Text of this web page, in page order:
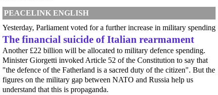
in Finlandia, oggi 14 giugno 2026, cittadini e organizzazioni pacifiste stanno
scendendo in piazza contro il riarmo, in collegamento con le proteste in
tutta Europa (Madrid, Bruxelles e altre città)
[News] Oggi in Spagna mobilitazione contro il riarmo, in questi minuti sta
per partire a Bruxelles la marcia pacifista europea di No Rearm Europe
Oggi in Spagna mobilitazione contro il riarmo e il militarismoSi è svolta
oggi, 14 giugno 2026, a Madrid la manifestazione indetta dall'Assemblea
Internazionalista di Madrid con il titolo "Contro il riarmo e la guerra
imperialista". I partecipanti si sono radunati in Plaza de Atoc
PEACELINK ENGLISH
Yesterday, Parliament voted for a further increase in military spending
The financial suicide of Italian rearmament
Another £22 billion will be allocated to military defence spending.
Minister Giorgetti invoked Article 52 of the Constitution to say that
"the defence of the Fatherland is a sacred duty of the citizen". But the
figures on the military gap between NATO and Russia help us
understand that this is propaganda.